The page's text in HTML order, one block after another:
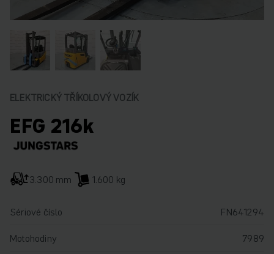
ELEKTRICKÝ TŘÍKOLOVÝ VOZÍK
EFG 216k
3.300 mm 1.600 kg
Sériové číslo
FN641294
Motohodiny
7989